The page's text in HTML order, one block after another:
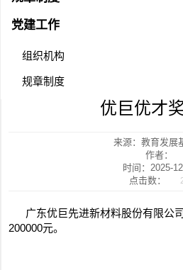
党建工作
组织机构
规章制度
优巨优才
来源：教育发展
作者：
时间：2025-
点击数：
广东优巨先进新材料股份有限公
200000元。